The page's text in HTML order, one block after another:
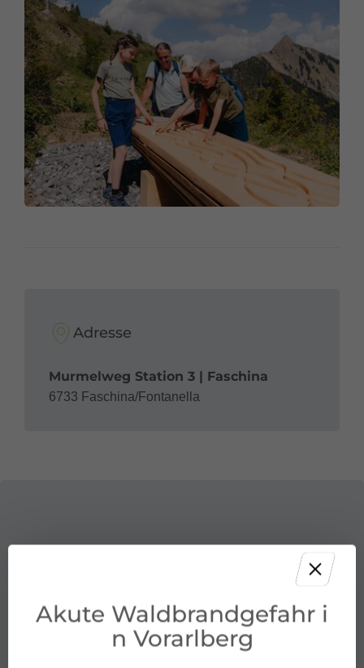
Adresse
Murmelweg Station 3 | Faschina
6733 Faschina/Fontanella
Akute Waldbrandgefahr i
n Vorarlberg